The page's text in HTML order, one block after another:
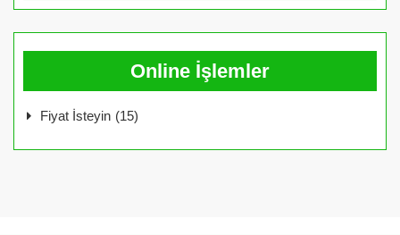
Online İşlemler
Fiyat İsteyin (15)